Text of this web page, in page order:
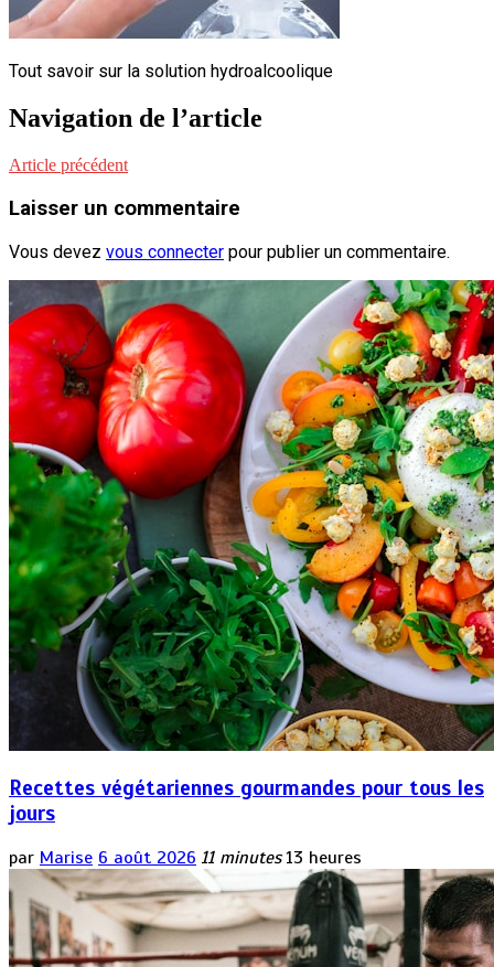
Tout savoir sur la solution hydroalcoolique
Navigation de l’article
Article précédent
Laisser un commentaire
Vous devez vous connecter pour publier un commentaire.
Recettes végétariennes gourmandes pour tous les
jours
par Marise 6 août 2026 11 minutes 13 heures